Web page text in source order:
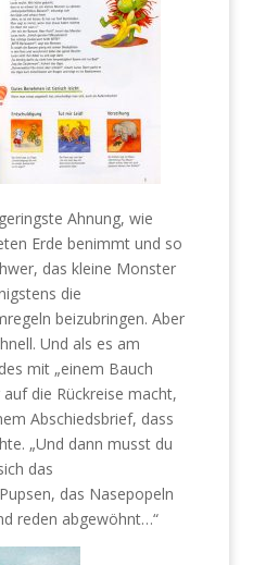
Ahnung, wie
Erde benimmt und so
das kleine Monster
die
beizubringen. Aber
Und als es am
mit „einem Bauch
die Rückreise macht,
Abschiedsbrief, dass
„Und dann musst du
das
das Nasepopeln
reden abgewöhnt…“